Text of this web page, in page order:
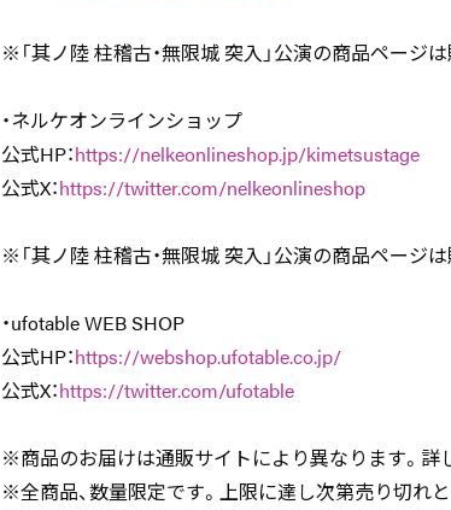
※「其ノ陸 柱稽古・無限城 突入」公演の商品ページ
・ネルケオンラインショップ
公式HP：https://nelkeonlineshop.jp/kimetsustage
公式X：https://twitter.com/nelkeonlineshop
※「其ノ陸 柱稽古・無限城 突入」公演の商品ページ
・ufotable WEB SHOP
公式HP：https://webshop.ufotable.co.jp/
公式X：https://twitter.com/ufotable
※商品のお届けは通販サイトにより異なります。詳
※全商品、数量限定です。上限に達し次第売り切れ